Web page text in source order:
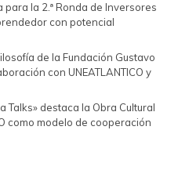
la 2.ª Ronda de Inversores
con potencial
de la Fundación Gustavo
con UNEATLANTICO y
Talks» destaca la Obra Cultural
como modelo de cooperación